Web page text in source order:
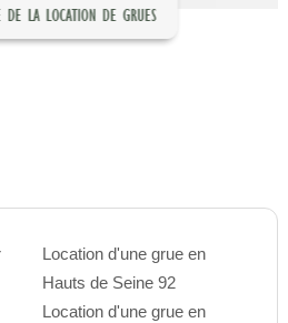
Location d'une grue en
Hauts de Seine 92
Location d'une grue en